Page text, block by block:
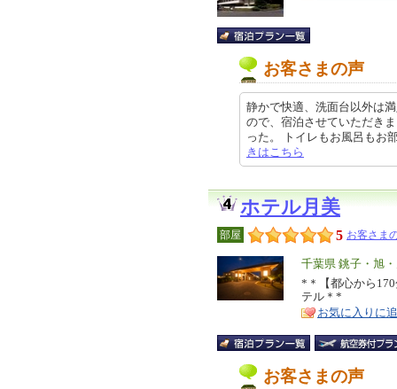
お客さまの声
静かで快適、洗面台以外は
ので、宿泊させていただき
った。 トイレもお風呂も
きはこちら
ホテル月美
部屋 5 お客さま
エ
リ
ア
千葉県 銚子・旭
特
徴
*＊【都心から
テル＊*
お気に入りに
お客さまの声